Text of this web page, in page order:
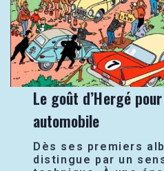
Le goût d’Hergé
automobile
Dès ses premiers
distingue par un